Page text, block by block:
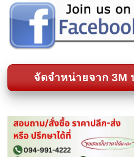
จัดจำหน่ายจาก 3M